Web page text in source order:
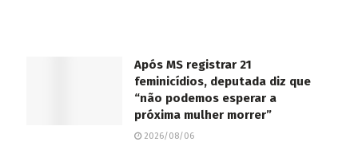
Após MS registrar 21
feminicídios, deputada diz que
“não podemos esperar a
próxima mulher morrer”
2026/08/06